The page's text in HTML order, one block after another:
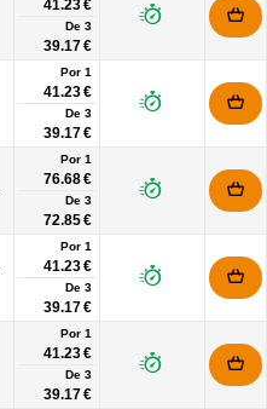
41.23 €
De 3
39.17 €
Por 1
41.23 €
De 3
39.17 €
Por 1
76.68 €
De 3
72.85 €
Por 1
41.23 €
De 3
39.17 €
Por 1
41.23 €
De 3
39.17 €